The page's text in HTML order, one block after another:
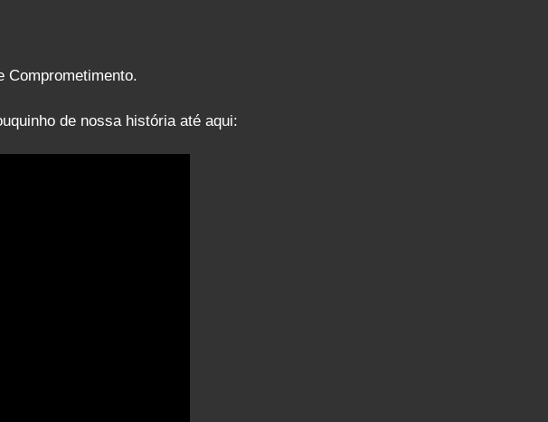
Comprometimento.
de nossa história até aqui: